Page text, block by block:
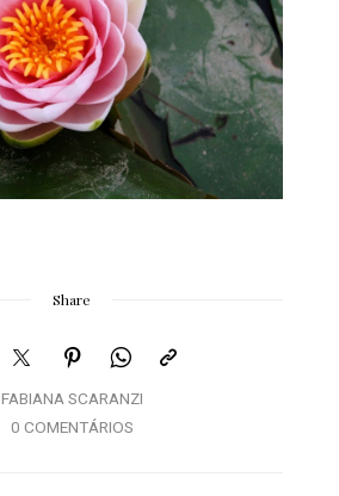
Share
FABIANA SCARANZI
0 COMENTÁRIOS